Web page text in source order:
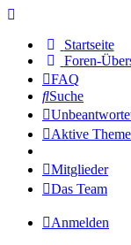
Startseite
Foren-
FAQ
Suche
Aktive
Mitglieder
Das Team
Anmelden